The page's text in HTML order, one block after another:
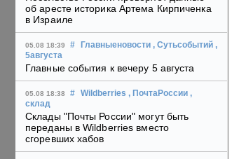
об аресте историка Артема Кирпиченка
в Израиле
05.08 18:39 # Главныеновости , Сутьсобытий ,
5августа
Главные события к вечеру 5 августа
05.08 18:38 # Wildberries , ПочтаРоссии ,
склад
Склады "Почты России" могут быть
переданы в Wildberries вместо
сгоревших хабов